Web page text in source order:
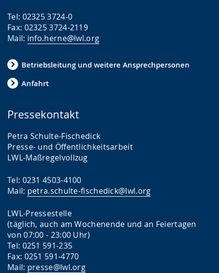
Tel: 02325 3724-0
Fax: 02325 3724-2119
Mail: info.herne@lwl.org
Betriebsleitung und weitere Ansprechpersonen
Anfahrt
Pressekontakt
Petra Schulte-Fischedick
Presse- und Öffentlichkeitsarbeit
LWL-Maßregelvollzug
Tel: 0231 4503-4100
Mail: petra.schulte-fischedick@lwl.org
LWL-Pressestelle
(täglich, auch am Wochenende und an Feiertagen
von 07:00 - 23:00 Uhr)
Tel: 0251 591-235
Fax: 0251 591-4770
Mail: presse@lwl.org